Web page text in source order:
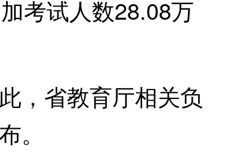
考试人数28.08万
，省教育厅相关负
。